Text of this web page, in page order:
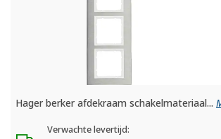
Hager berker afdekraam schakelmateriaal...
Verwachte levertijd: